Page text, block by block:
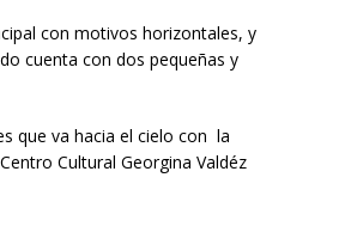
con motivos horizontales, y
cuenta con dos pequeñas y
que va hacia el cielo con la
Cultural Georgina Valdéz